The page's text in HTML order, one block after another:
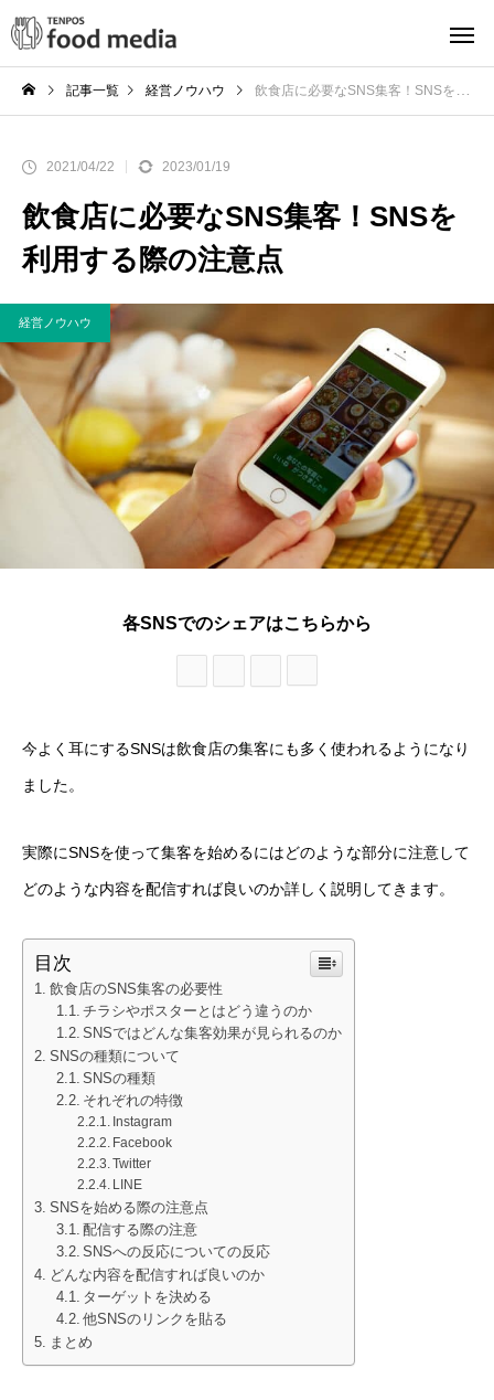
記事一覧 経営ノウハウ 飲食店に必要なSNS集客！SNSを利用する際の注意点
2021/04/22 2023/01/19
飲食店に必要なSNS集客！SNSを
利用する際の注意点
経営ノウハウ
各SNSでのシェアはこちらから
今よく耳にするSNSは飲食店の集客にも多く使われるようになり
ました。
実際にSNSを使って集客を始めるにはどのような部分に注意して
どのような内容を配信すれば良いのか詳しく説明してきます。
目次
飲食店のSNS集客の必要性
チラシやポスターとはどう違うのか
SNSではどんな集客効果が見られるのか
SNSの種類について
SNSの種類
それぞれの特徴
Instagram
Facebook
Twitter
LINE
SNSを始める際の注意点
配信する際の注意
SNSへの反応についての反応
どんな内容を配信すれば良いのか
ターゲットを決める
他SNSのリンクを貼る
まとめ